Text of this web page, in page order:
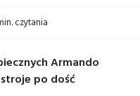
czytania
Armando
po dość